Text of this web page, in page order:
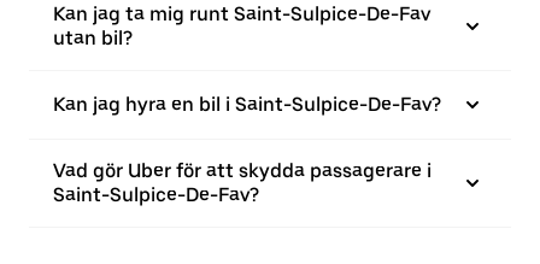
Kan jag ta mig runt Saint-Sulpice-De-Fav
utan bil?
Kan jag hyra en bil i Saint-Sulpice-De-Fav?
Vad gör Uber för att skydda passagerare i
Saint-Sulpice-De-Fav?